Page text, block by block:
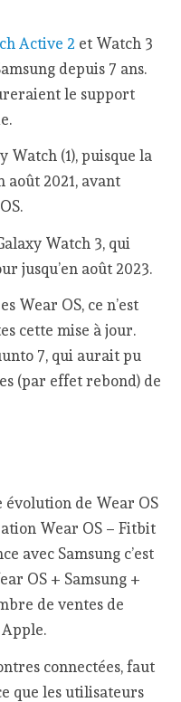
Active 2 et Watch 3
depuis 7 ans.
le support
Watch (1), puisque la
août 2021, avant
Watch 3, qui
jusqu’en août 2023.
Wear OS, ce n’est
cette mise à jour.
7, qui aurait pu
(par effet rebond) de
évolution de Wear OS
Wear OS – Fitbit
avec Samsung c’est
OS + Samsung +
de ventes de
connectées, faut
que les utilisateurs